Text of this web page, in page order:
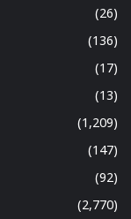
(26)
(136)
(17)
(13)
(1,209)
(147)
(92)
(2,770)